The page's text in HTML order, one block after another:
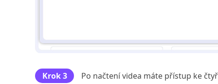
Krok 3 Po načtení videa máte přístup ke